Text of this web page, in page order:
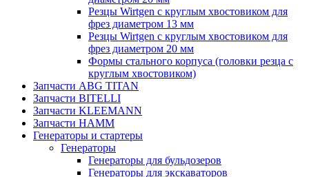
Резцы Wirtgen с круглым хвостовиком для
фрез диаметром 13 мм
Резцы Wirtgen с круглым хвостовиком для
фрез диаметром 20 мм
Формы стального корпуса (головки резца с
круглым хвостовиком)
Запчасти ABG TITAN
Запчасти BITELLI
Запчасти KLEEMANN
Запчасти HAMM
Генераторы и стартеры
Генераторы
Генераторы для бульдозеров
Генераторы для экскаваторов